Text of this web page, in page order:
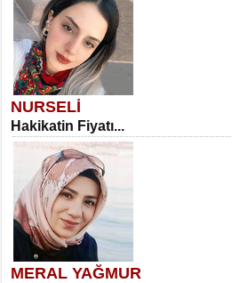
NURSELİ
Hakikatin Fiyatı...
MERAL YAĞMUR